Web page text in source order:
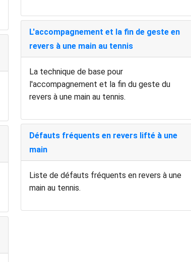
L'accompagnement et la fin de geste en
revers à une main au tennis
La technique de base pour
l'accompagnement et la fin du geste du
revers à une main au tennis.
Défauts fréquents en revers lifté à une
main
Liste de défauts fréquents en revers à une
main au tennis.